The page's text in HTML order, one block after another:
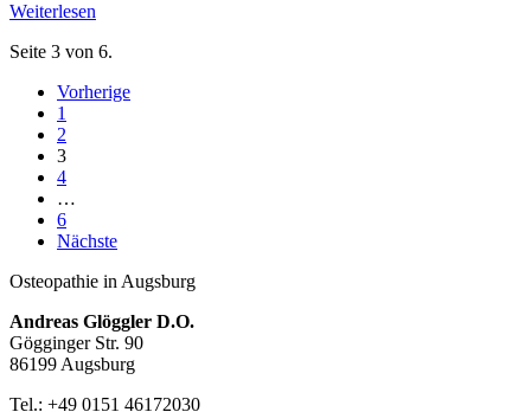
Weiterlesen
Seite 3 von 6.
Vorherige
1
2
3
4
…
6
Nächste
Osteopathie in Augsburg
Andreas Glöggler D.O.
Gögginger Str. 90
86199 Augsburg
Tel.: +49 0151 46172030